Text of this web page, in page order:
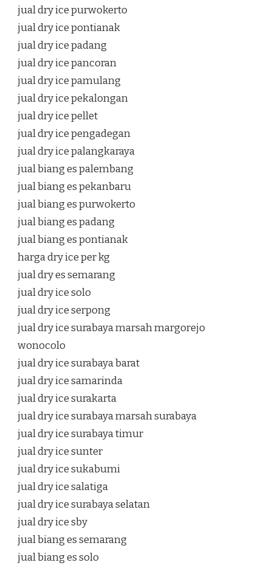
jual dry ice purwokerto
jual dry ice pontianak
jual dry ice padang
jual dry ice pancoran
jual dry ice pamulang
jual dry ice pekalongan
jual dry ice pellet
jual dry ice pengadegan
jual dry ice palangkaraya
jual biang es palembang
jual biang es pekanbaru
jual biang es purwokerto
jual biang es padang
jual biang es pontianak
harga dry ice per kg
jual dry es semarang
jual dry ice solo
jual dry ice serpong
jual dry ice surabaya marsah margorejo
wonocolo
jual dry ice surabaya barat
jual dry ice samarinda
jual dry ice surakarta
jual dry ice surabaya marsah surabaya
jual dry ice surabaya timur
jual dry ice sunter
jual dry ice sukabumi
jual dry ice salatiga
jual dry ice surabaya selatan
jual dry ice sby
jual biang es semarang
jual biang es solo